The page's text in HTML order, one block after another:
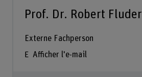
Prof. Dr. Robert Fluder
Externe Fachperson
Afficher l'e-mail